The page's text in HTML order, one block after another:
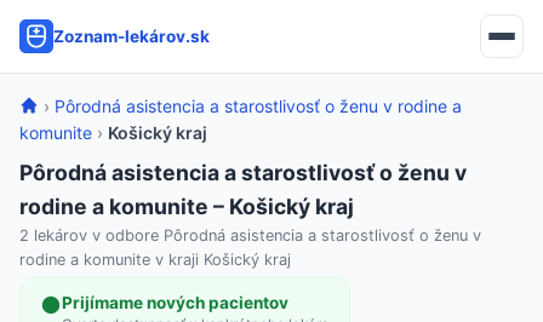
Zoznam-lekárov.sk
› Pôrodná asistencia a starostlivosť o ženu v rodine a
komunite › Košický kraj
Pôrodná asistencia a starostlivosť o ženu v
rodine a komunite – Košický kraj
2 lekárov v odbore Pôrodná asistencia a starostlivosť o ženu v
rodine a komunite v kraji Košický kraj
Prijímame nových pacientov